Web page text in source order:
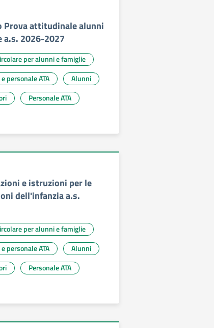
Prova attitudinale alunni
a.s. 2026-2027
per alunni e famiglie
personale ATA
Alunni
Personale ATA
e istruzioni per le
dell'infanzia a.s.
per alunni e famiglie
personale ATA
Alunni
Personale ATA